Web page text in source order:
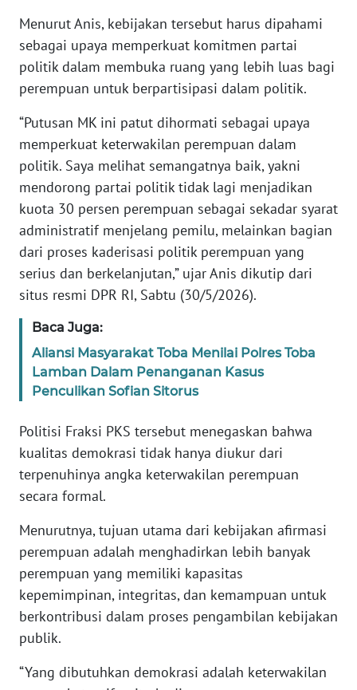
Menurut Anis, kebijakan tersebut harus dipahami
sebagai upaya memperkuat komitmen partai
politik dalam membuka ruang yang lebih luas bagi
perempuan untuk berpartisipasi dalam politik.
“Putusan MK ini patut dihormati sebagai upaya
memperkuat keterwakilan perempuan dalam
politik. Saya melihat semangatnya baik, yakni
mendorong partai politik tidak lagi menjadikan
kuota 30 persen perempuan sebagai sekadar syarat
administratif menjelang pemilu, melainkan bagian
dari proses kaderisasi politik perempuan yang
serius dan berkelanjutan,” ujar Anis dikutip dari
situs resmi DPR RI, Sabtu (30/5/2026).
Baca Juga:
Aliansi Masyarakat Toba Menilai Polres Toba
Lamban Dalam Penanganan Kasus
Penculikan Sofian Sitorus
Politisi Fraksi PKS tersebut menegaskan bahwa
kualitas demokrasi tidak hanya diukur dari
terpenuhinya angka keterwakilan perempuan
secara formal.
Menurutnya, tujuan utama dari kebijakan afirmasi
perempuan adalah menghadirkan lebih banyak
perempuan yang memiliki kapasitas
kepemimpinan, integritas, dan kemampuan untuk
berkontribusi dalam proses pengambilan kebijakan
publik.
“Yang dibutuhkan demokrasi adalah keterwakilan
DISCLAIMER
Wahana
News
Regional
SUMUT
WN
JAKARTA
WN
JABAR
BANTEN
WN
NTT
WN
KEPRI
WN
WN
BARAT
WN
RIAU
WN